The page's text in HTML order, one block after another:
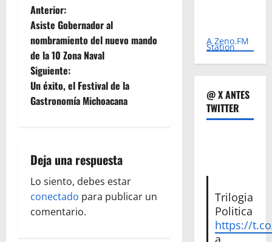
N
a
v
e
c
i
ó
Anterior:
Asiste Gobernador al
nombramiento del nuevo mando
de la 10 Zona Naval
Siguiente:
Un éxito, el Festival de la
Gastronomía Michoacana
Deja una respuesta
Lo siento, debes estar
conectado para publicar un
comentario.
A Zeno.FM
Station
@ X ANTES
TWITTER
Trilogia
Politica
https://